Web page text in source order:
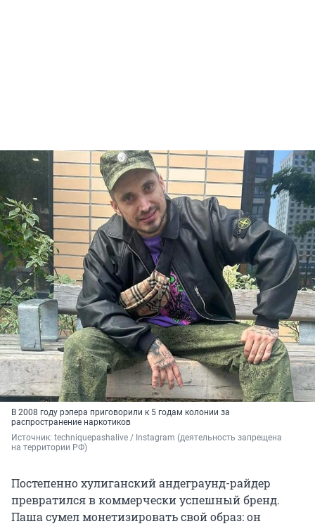
В 2008 году рэпера приговорили к 5 годам колонии за
распространение наркотиков
Источник: techniquepashalive / Instagram (деятельность запрещена
на территории РФ)
Постепенно хулиганский андеграунд-райдер
превратился в коммерчески успешный бренд.
Паша сумел монетизировать свой образ: он